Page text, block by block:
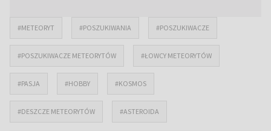
#METEORYT #POSZUKIWANIA #POSZUKIWACZE
#POSZUKIWACZE METEORYTÓW #ŁOWCY METEORYTÓW
#PASJA #HOBBY #KOSMOS
#DESZCZE METEORYTÓW #ASTEROIDA